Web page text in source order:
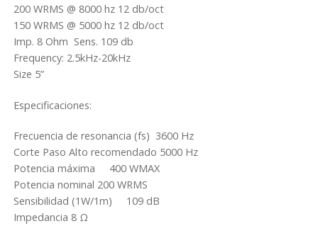
a
t
A
P
S
200 WRMS @ 8000 hz 12 db/oct
150 WRMS @ 5000 hz 12 db/oct
Imp. 8 Ohm Sens. 109 db
Frequency: 2.5kHz-20kHz
Size 5”
Especificaciones:
Frecuencia de resonancia (fs) 3600 Hz
Corte Paso Alto recomendado 5000 Hz
Potencia máxima 400 WMAX
Potencia nominal 200 WRMS
Sensibilidad (1W/1m) 109 dB
Impedancia 8 Ω